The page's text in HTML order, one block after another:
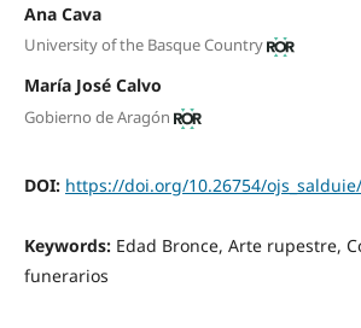
Ana Cava
University of the Basque Country
María José Calvo
Gobierno de Aragón
DOI: https://doi.org/10.26754/
Keywords: Edad Bronce, Arte rupestre,
funerarios